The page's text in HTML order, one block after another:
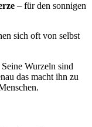
– für den sonnigen
sich oft von selbst
Wurzeln sind
das macht ihn zu